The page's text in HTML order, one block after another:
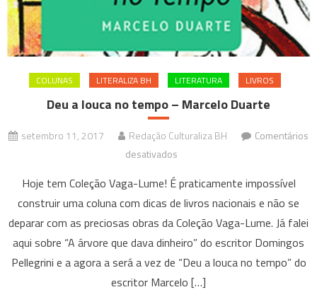
COLUNAS LITERALIZA BH LITERATURA LIVROS
Deu a louca no tempo – Marcelo Duarte
setembro 11, 2017 Redação Culturaliza BH
Comentários
desativados
a
louca
no
tempo
–
Marcelo
Hoje tem Coleção Vaga-Lume! É praticamente impossível
construir uma coluna com dicas de livros nacionais e não se
deparar com as preciosas obras da Coleção Vaga-Lume. Já falei
aqui sobre “A árvore que dava dinheiro” do escritor Domingos
Pellegrini e a agora a será a vez de “Deu a louca no tempo” do
escritor Marcelo […]